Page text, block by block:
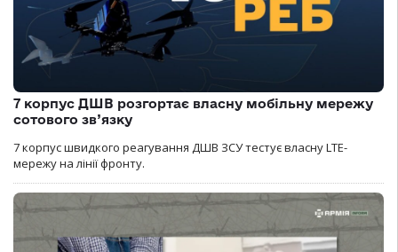
7 корпус ДШВ розгортає власну мобільну мережу
сотового зв’язку
7 корпус швидкого реагування ДШВ ЗСУ тестує власну LTE-
мережу на лінії фронту.